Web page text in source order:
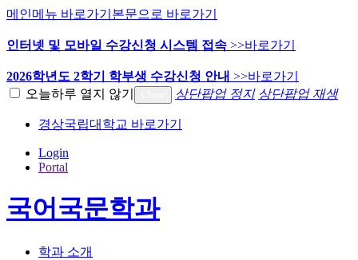
메인메뉴 바로가기 본문으로 바로가기
인터넷 및 모바일 수강신청 시스템 접속 >>바로가기
2026학년도 2학기 학부생 수강신청 안내 >>바로가기
오늘하루 열지 않기
상단팝업 정지 상단팝업 재생
경상국립대학교 바로가기
Login
Portal
국어국문학과
학과 소개